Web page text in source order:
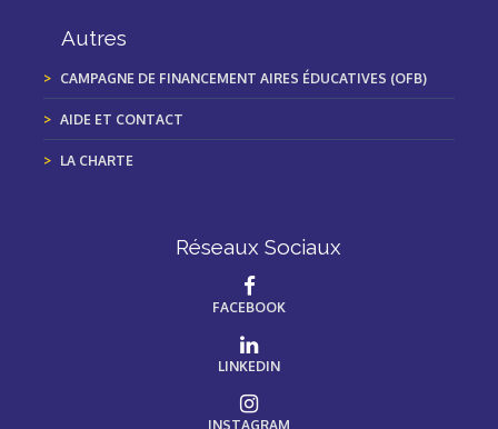
Autres
CAMPAGNE DE FINANCEMENT AIRES ÉDUCATIVES (OFB)
AIDE ET CONTACT
LA CHARTE
Réseaux Sociaux
FACEBOOK
LINKEDIN
INSTAGRAM